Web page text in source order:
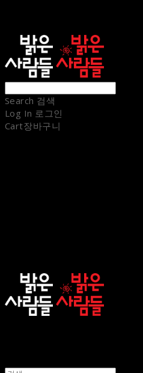
Search 검색
Log In 로그인
Cart장바구니